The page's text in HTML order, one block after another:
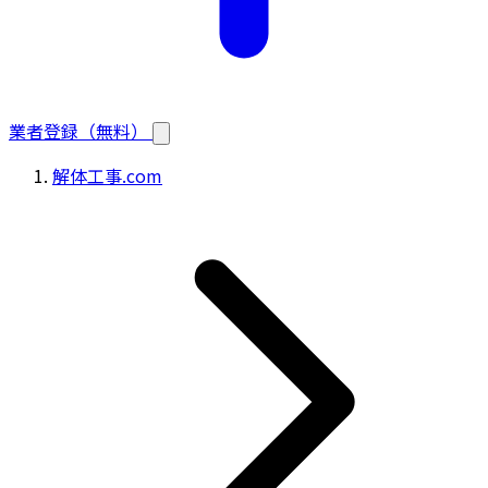
業者登録（無料）
解体工事.com